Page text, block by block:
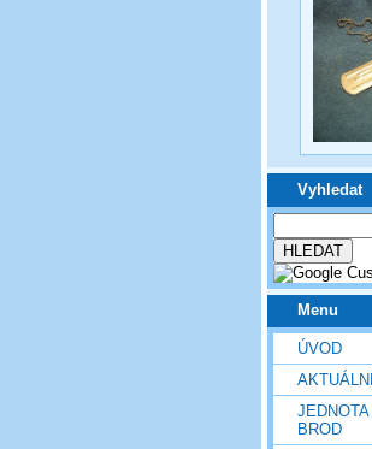
Vyhledat
Menu
ÚVOD
BROD